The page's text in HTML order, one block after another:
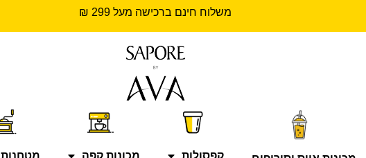
משלוח חינם ברכישה מעל 299 ₪
קפסולות מכונות קפה